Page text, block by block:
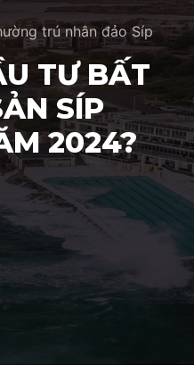
trú nhân đảo Síp
TƯ BẤT
SÍP
2024?